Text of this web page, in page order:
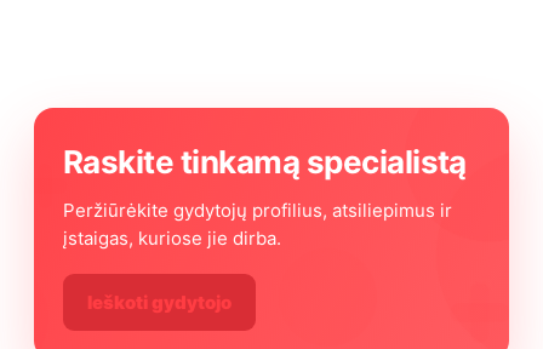
Raskite tinkamą specialistą
Peržiūrėkite gydytojų profilius, atsiliepimus ir
įstaigas, kuriose jie dirba.
Ieškoti gydytojo